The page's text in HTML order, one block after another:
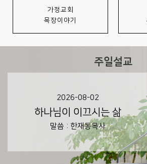
가정교회
목장이야기
주일설교
2026-08-02
하나님이 이끄시는 삶
말씀 : 한재동목사